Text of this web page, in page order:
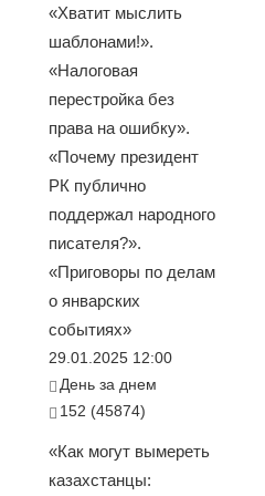
«Хватит мыслить
шаблонами!».
«Налоговая
перестройка без
права на ошибку».
«Почему президент
РК публично
поддержал народного
писателя?».
«Приговоры по делам
о январских
событиях»
29.01.2025 12:00
День за днем
152 (45874)
«Как могут вымереть
казахстанцы: